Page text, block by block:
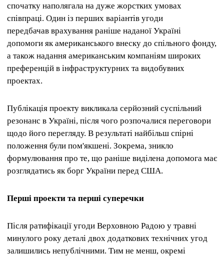
спочатку наполягала на дуже жорстких умовах
співпраці. Один із перших варіантів угоди
передбачав врахування раніше наданої Україні
допомоги як американського внеску до спільного фонду,
а також надання американським компаніям широких
преференцій в інфраструктурних та видобувних
проектах.
Публікація проекту викликала серйозний суспільний
резонанс в Україні, після чого розпочалися переговори
щодо його перегляду. В результаті найбільш спірні
положення були пом'якшені. Зокрема, зникло
формулювання про те, що раніше виділена допомога має
розглядатись як борг України перед США.
Перші проекти та перші суперечки
Після ратифікації угоди Верховною Радою у травні
минулого року деталі двох додаткових технічних угод
залишились непублічними. Тим не менш, окремі